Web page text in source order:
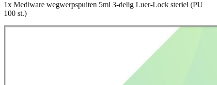
1x Mediware wegwerpspuiten 5ml 3-delig Luer-Lock steriel (PU
100 st.)